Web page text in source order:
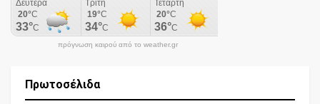
πρόγνωση καιρού από το weather.gr
Πρωτοσέλιδα